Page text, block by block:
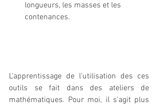
longueurs, les masses et les
contenances.
L'apprentissage de l'utilisation des ces
outils se fait dans des ateliers de
mathématiques. Pour moi, il s'agit plus